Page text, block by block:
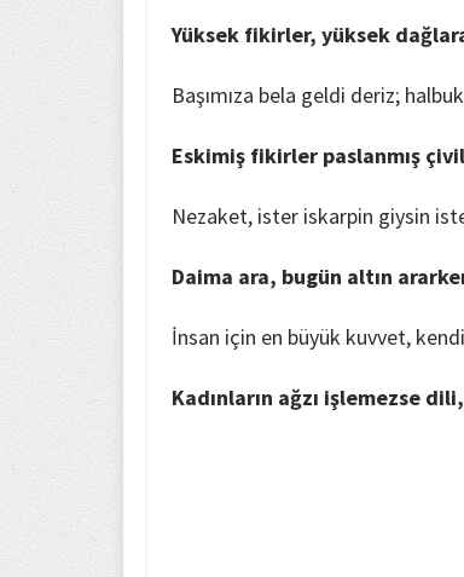
Yüksek fikirler, yüksek
Başımıza bela geldi deriz;
Eskimiş fikirler paslanmış
Nezaket, ister iskarpin giysin
Daima ara, bugün altın
İnsan için en büyük kuvvet,
Kadınların ağzı işlemezse